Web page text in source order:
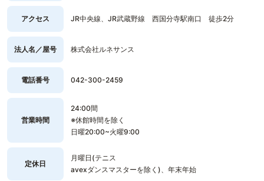
アクセス JR中央線、JR武蔵野線 西国分寺駅南口 徒歩2分
法人名／屋号 株式会社ルネサンス
電話番号 042-300-2459
営業時間
24:00間
※休館時間を除く
日曜20:00~火曜9:00
定休日
月曜日(テニス
avexダンスマスターを除く)、年末年始